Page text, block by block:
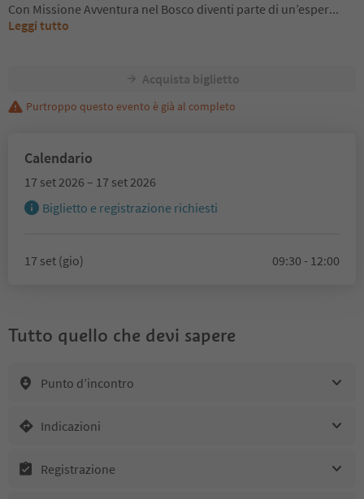
Con Missione Avventura nel Bosco diventi parte di un’esper...
Leggi tutto
Acquista biglietto
Purtroppo questo evento è già al completo
Calendario
17 set 2026 – 17 set 2026
Biglietto e registrazione richiesti
17 set (gio) 09:30 - 12:00
Tutto quello che devi sapere
Punto d’incontro
Indicazioni
Registrazione